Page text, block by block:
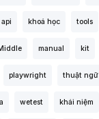
api khoá học tools
manual kit
playwright thuật ngữ
wetest khái niệm